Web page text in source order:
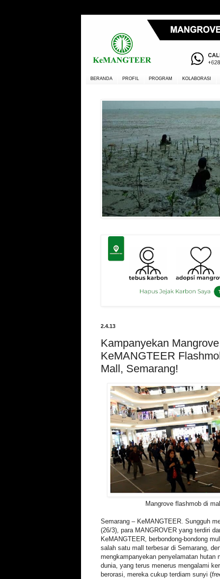
BERANDA PROFIL PROGRAM KOLABORASI
2.4.13
Kampanyekan
KeMANGTEER
Mall, Semarang!
Mangrove flashmob di
Semarang – KeMANGTEER. Sungguh
(26/3), para MANGROVER yang terdiri
KeMANGTEER, berbondong-bondong
salah satu mall terbesar di Semarang,
mengkampanyekan penyelamatan hutan
dunia, yang terus menerus mengalami
berorasi, mereka cukup terdiam sunyi (